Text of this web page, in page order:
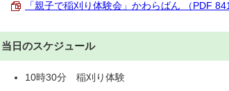
「親子で稲刈り体験会」かわらばん （PDF
当日のスケジュール
10時30分 稲刈り体験